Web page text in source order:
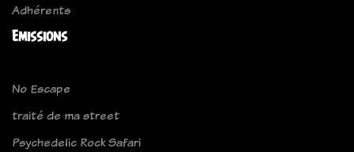
Adhérents
Emissions
No Escape
traité de ma street
Psychedelic Rock Safari